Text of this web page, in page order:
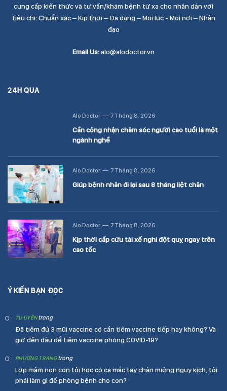
cung cấp kiến thức và tư vấn/khám bệnh từ xa cho nhân dân với
tiêu chí: Chuẩn xác – Kịp thời – Đa dạng – Mọi lúc - Mọi nơi – Nhân
đạo
Email Us:alo@alodoctor.vn
24H QUA
Alo Doctor 7 Tháng 8, 2026
Cần công nhận chăm sóc người cao tuổi là một
ngành nghề
Alo Doctor 7 Tháng 8, 2026
Giúp bệnh nhân đi lại sau 8 tháng liệt chân
Alo Doctor 7 Tháng 8, 2026
Kịp thời cấp cứu tài xế nghi đột quỵ ngay trên
cao tốc
Ý KIẾN BẠN ĐỌC
TU UYÊNtrong
Đã tiêm đủ 3 mũi vaccine có cần tiêm vaccine tiếp hay không? Và
giờ đến đâu để tiêm vaccine phòng COVID-19?
PHƯƠNG TRANGtrong
Lớp mầm non con tôi học có ca mắc tay chân miệng nguy kịch, tôi
phải làm gì để phòng bệnh cho con?